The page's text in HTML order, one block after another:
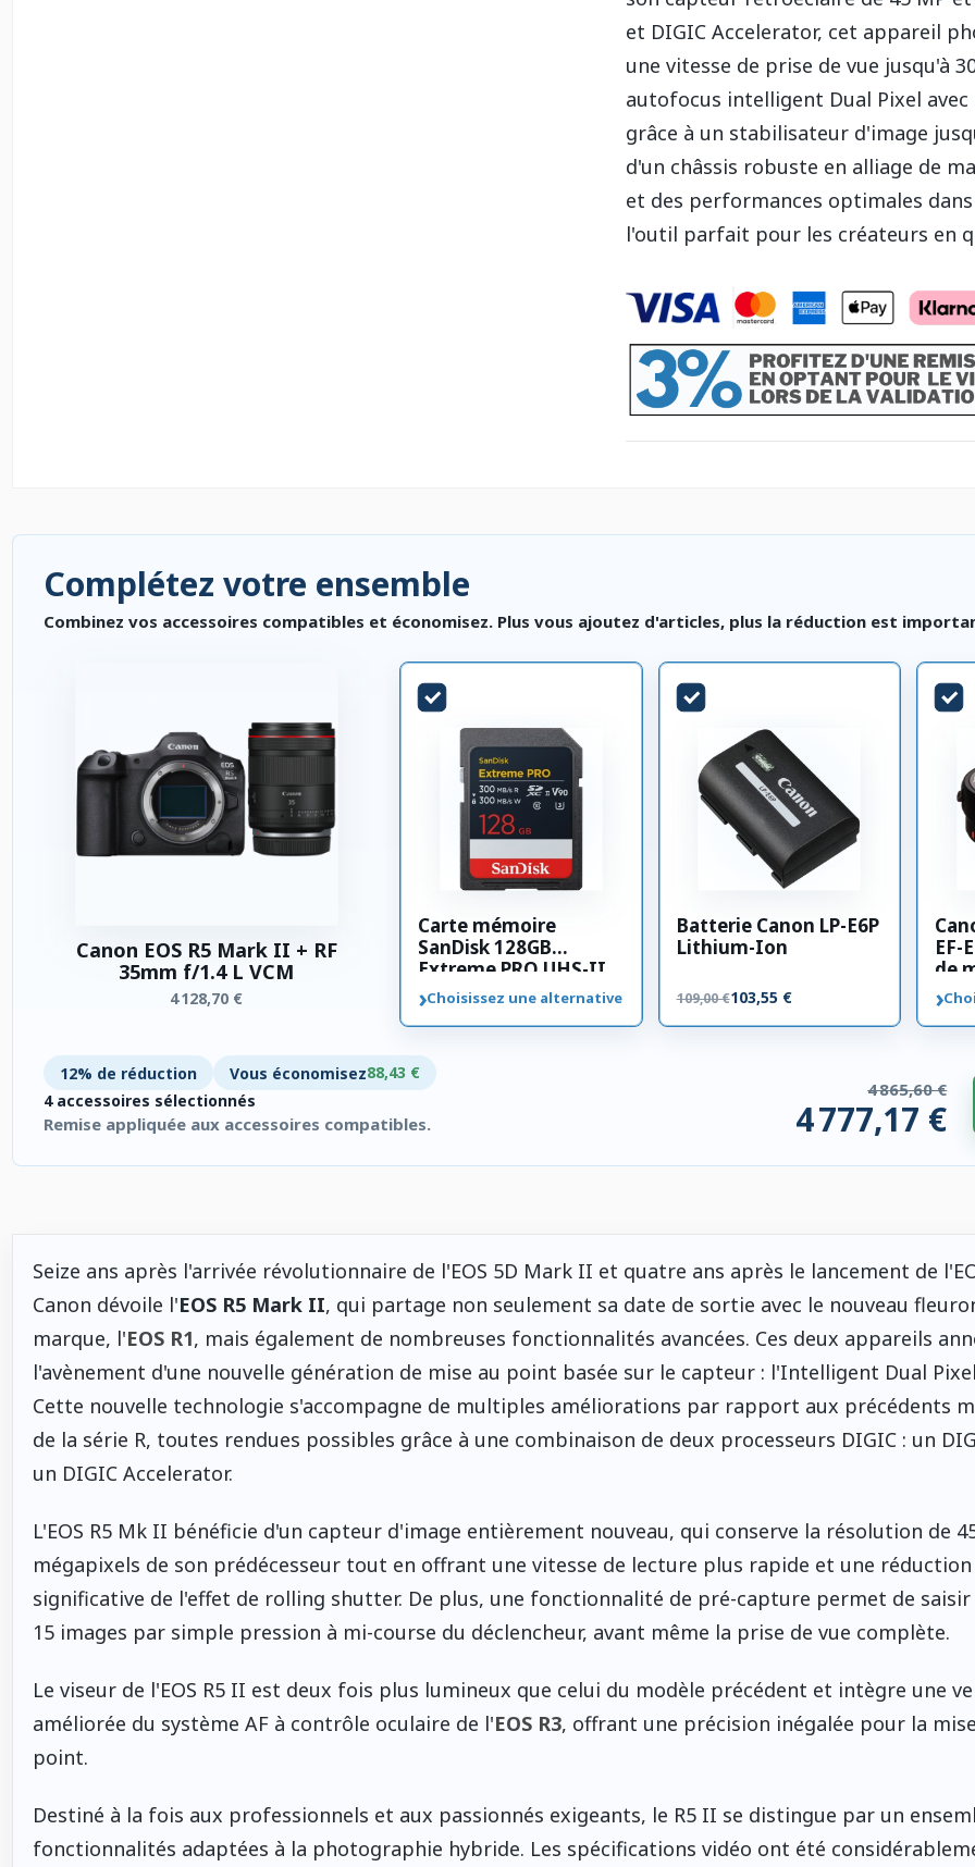
et DIGIC Accelerator, cet appareil
une vitesse de prise de vue jusqu'à
autofocus intelligent Dual Pixel
grâce à un stabilisateur d'image
d'un châssis robuste en alliage de
et des performances optimales
l'outil parfait pour les créateurs en
Complétez votre ensemble
Combinez vos accessoires compatibles et économisez. Plus vous ajoutez d'articles, plus la réduction est
Canon EOS R5 Mark II + RF
35mm f/1.4 L VCM
4 128,70 €
Carte mémoire
SanDisk 128GB
Extreme PRO UHS-II
SDXC 300 MB/s
›Choisissez une alternative
Batterie Canon LP-E6P
Lithium-Ion
109,00 €103,55 €
EF-
de
›
12% de réduction Vous économisez88,43 €
4 accessoires sélectionnés
Remise appliquée aux accessoires compatibles.
4 865,60 €
4 777,17 €
Seize ans après l'arrivée révolutionnaire de l'EOS 5D Mark II et quatre ans après le lancement de
Canon dévoile l'EOS R5 Mark II, qui partage non seulement sa date de sortie avec le nouveau
marque, l'EOS R1, mais également de nombreuses fonctionnalités avancées. Ces deux appareils
l'avènement d'une nouvelle génération de mise au point basée sur le capteur : l'Intelligent Dual
Cette nouvelle technologie s'accompagne de multiples améliorations par rapport aux précédents
de la série R, toutes rendues possibles grâce à une combinaison de deux processeurs DIGIC : un
un DIGIC Accelerator.
L'EOS R5 Mk II bénéficie d'un capteur d'image entièrement nouveau, qui conserve la résolution de
mégapixels de son prédécesseur tout en offrant une vitesse de lecture plus rapide et une réduction
significative de l'effet de rolling shutter. De plus, une fonctionnalité de pré-capture permet de saisir
15 images par simple pression à mi-course du déclencheur, avant même la prise de vue complète.
Le viseur de l'EOS R5 II est deux fois plus lumineux que celui du modèle précédent et intègre une
améliorée du système AF à contrôle oculaire de l'EOS R3, offrant une précision inégalée pour la
point.
Destiné à la fois aux professionnels et aux passionnés exigeants, le R5 II se distingue par un
fonctionnalités adaptées à la photographie hybride. Les spécifications vidéo ont été